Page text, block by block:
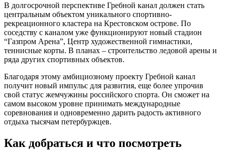
В долгосрочной перспективе Гребной канал должен стать
центральным объектом уникального спортивно-
рекреационного кластера на Крестовском острове. По
соседству с каналом уже функционируют новый стадион
“Газпром Арена”, Центр художественной гимнастики,
теннисные корты. В планах – строительство ледовой арены и
ряда других спортивных объектов.
Благодаря этому амбициозному проекту Гребной канал
получит новый импульс для развития, еще более упрочив
свой статус жемчужины российского спорта. Он сможет на
самом высоком уровне принимать международные
соревнования и одновременно дарить радость активного
отдыха тысячам петербуржцев.
Как добраться и что посмотреть